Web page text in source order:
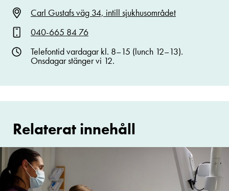
Carl Gustafs väg 34, intill sjukhusområdet
040-665 84 76
Telefontid vardagar kl. 8–15 (lunch 12–13).
Onsdagar stänger vi 12.
Relaterat innehåll